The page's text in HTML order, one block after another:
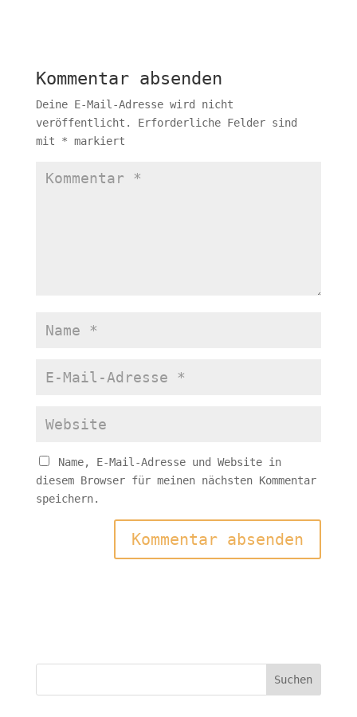
Kommentar absenden
Deine E-Mail-Adresse wird nicht
veröffentlicht.
Erforderliche Felder sind
mit * markiert
Name, E-Mail-Adresse und Website in
diesem Browser für meinen nächsten Kommentar
speichern.